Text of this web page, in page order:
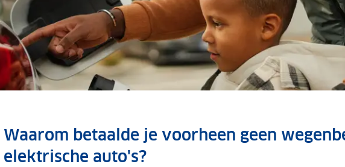
Waarom betaalde je voorheen geen
elektrische auto's?